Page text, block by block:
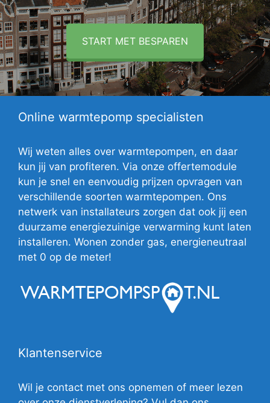
START MET BESPAREN
Online warmtepomp specialisten
Wij weten alles over warmtepompen, en daar
kun jij van profiteren. Via onze offertemodule
kun je snel en eenvoudig prijzen opvragen van
verschillende soorten warmtepompen. Ons
netwerk van installateurs zorgen dat ook jij een
duurzame energiezuinige verwarming kunt laten
installeren. Wonen zonder gas, energieneutraal
met 0 op de meter!
Klantenservice
Wil je contact met ons opnemen of meer lezen